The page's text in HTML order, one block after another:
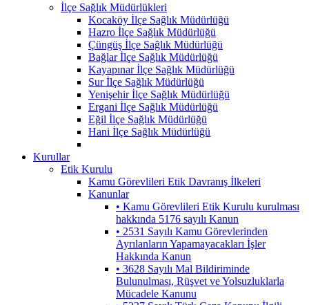
İlçe Sağlık Müdürlükleri
Kocaköy İlçe Sağlık Müdürlüğü
Hazro İlçe Sağlık Müdürlüğü
Çüngüş İlçe Sağlık Müdürlüğü
Bağlar İlçe Sağlık Müdürlüğü
Kayapınar İlçe Sağlık Müdürlüğü
Sur İlçe Sağlık Müdürlüğü
Yenişehir İlçe Sağlık Müdürlüğü
Ergani İlçe Sağlık Müdürlüğü
Eğil İlçe Sağlık Müdürlüğü
Hani İlçe Sağlık Müdürlüğü
Kurullar
Etik Kurulu
Kamu Görevlileri Etik Davranış İlkeleri
Kanunlar
• Kamu Görevlileri Etik Kurulu kurulması
hakkında 5176 sayılı Kanun
• 2531 Sayılı Kamu Görevlerinden
Ayrılanların Yapamayacakları İşler
Hakkında Kanun
• 3628 Sayılı Mal Bildiriminde
Bulunulması, Rüşvet ve Yolsuzluklarla
Mücadele Kanunu